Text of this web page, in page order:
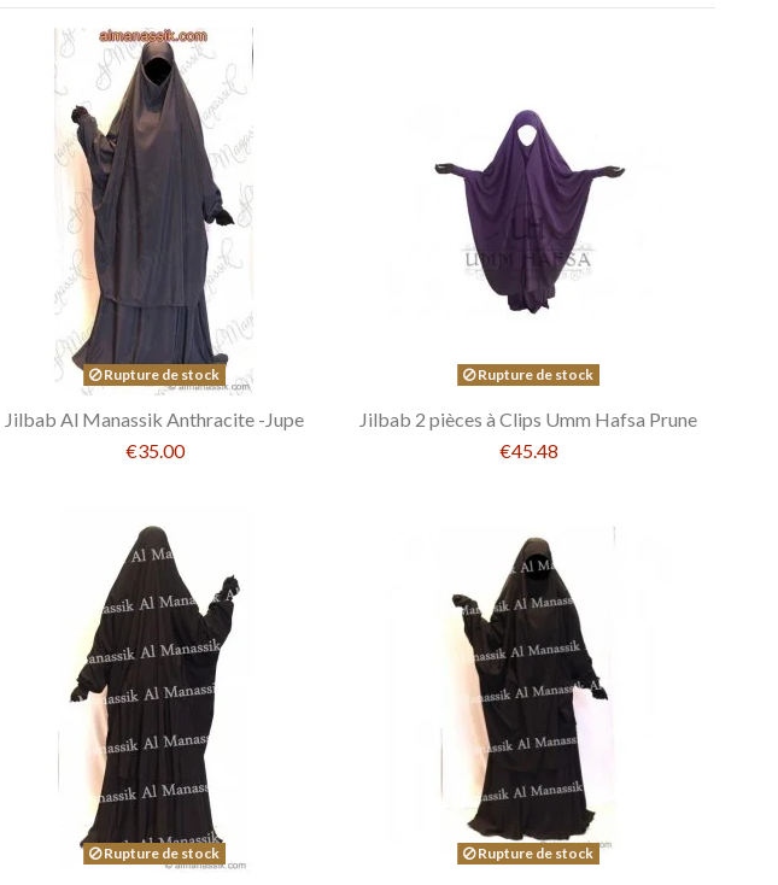
Rupture de stock
Jilbab Al Manassik Anthracite -Jupe
€35.00
Rupture de stock
Jilbab 2 pièces à Clips Umm Hafsa Prune
€45.48
Rupture de stock Rupture de stock